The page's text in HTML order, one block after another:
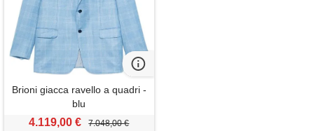
Brioni giacca ravello a quadri -
blu
4.119,00 € 7.048,00 €